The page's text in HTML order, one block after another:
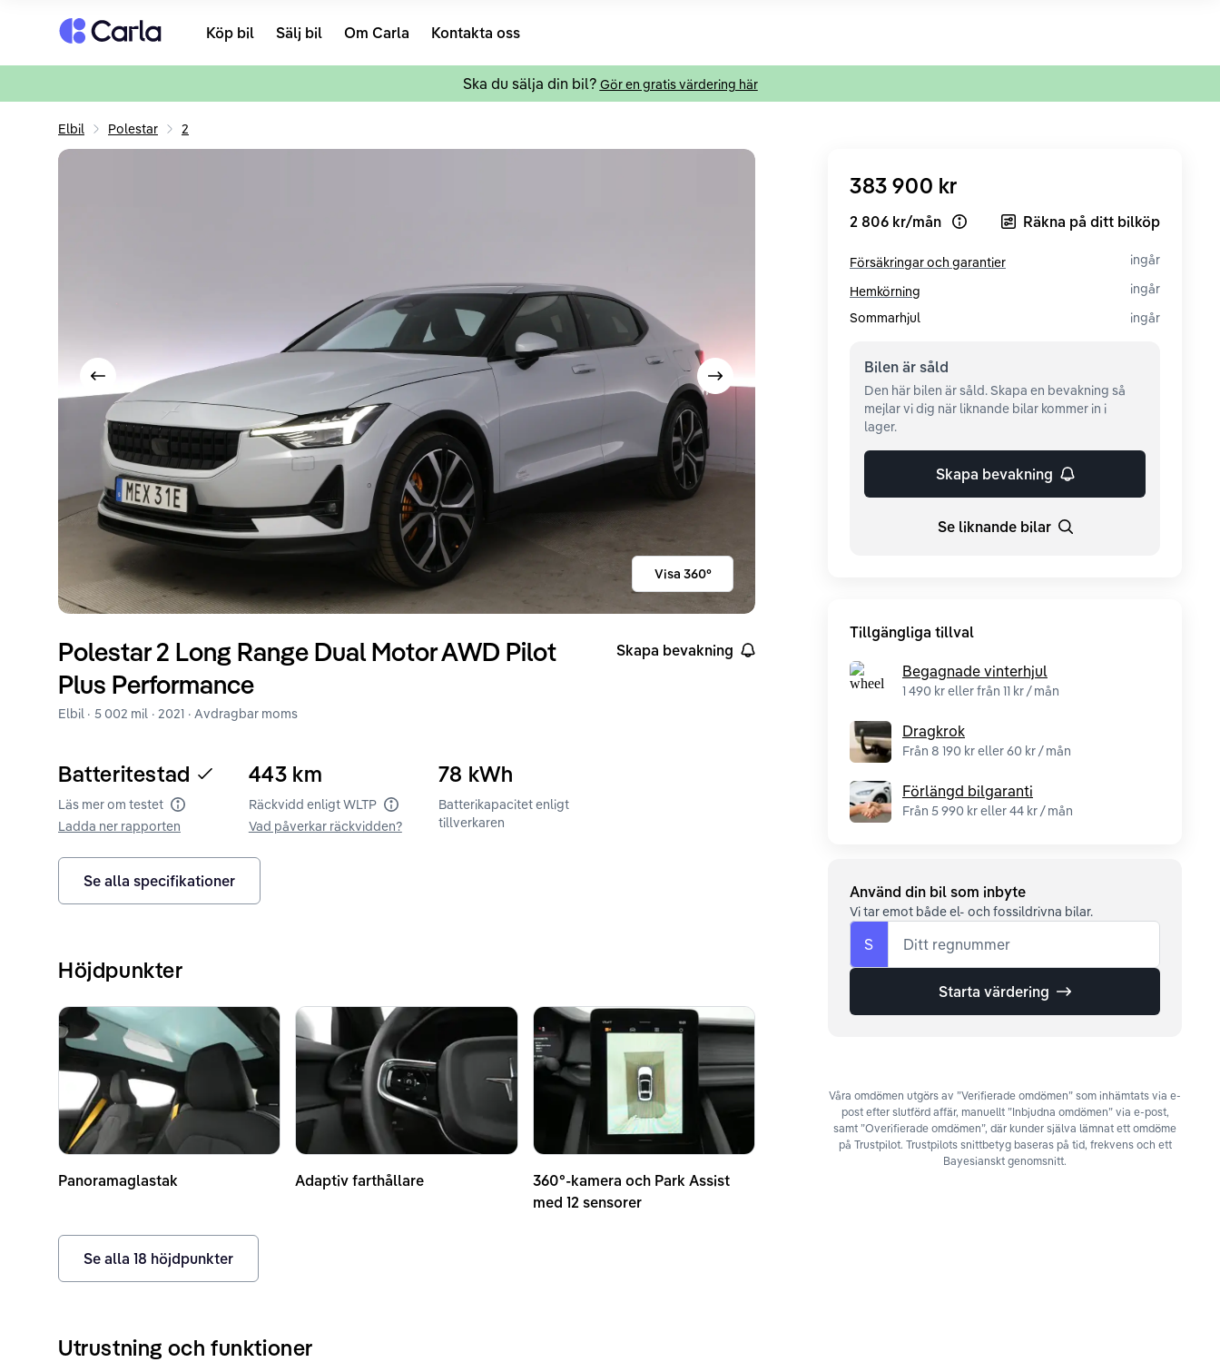
Tillbaka till startsidan Köp bil Sälj bil Om Carla Kontakta oss
Ska du sälja din bil? Gör en gratis värdering här
Elbil Polestar 2
Visa föregående bild Visa nästa bild
Visa 360°
Polestar2 Long Range Dual Motor AWD Pilot
Plus Performance
Skapa bevakning
Elbil · 5 002 mil · 2021 · Avdragbar moms
Batteritestad
Läs mer om testet Batteritest
Ladda ner rapporten
443 km
Räckvidd enligt WLTP Räckvidd enligt WLTP
Vad påverkar räckvidden?
78 kWh
Batterikapacitet enligt
tillverkaren
Se alla specifikationer
Höjdpunkter
Panoramaglastak Adaptiv farthållare
360°-kamera och Park Assist
med 12 sensorer
Se alla 18 höjdpunkter
Utrustning och funktioner
383 900 kr
2 806 kr/mån Open loan exampleRäkna på ditt bilköp
Försäkringar och garantier
ingår
Hemkörning
ingår
Sommarhjul
ingår
Bilen är såld
Den här bilen är såld. Skapa en bevakning så
mejlar vi dig när liknande bilar kommer in i
lager.
Skapa bevakning
Se liknande bilar
Tillgängliga tillval
Begagnade vinterhjul
1 490 kr eller från 11 kr / mån
Dragkrok
Från 8 190 kr eller 60 kr / mån
Förlängd bilgaranti
Från 5 990 kr eller 44 kr / mån
Använd din bil som inbyte
Vi tar emot både el- och fossildrivna bilar.
S Ditt regnummer
Starta värdering
Våra omdömen utgörs av ”Verifierade omdömen” som inhämtats via e-
post efter slutförd affär, manuellt ”Inbjudna omdömen” via e-post,
samt ”Overifierade omdömen”, där kunder själva lämnat ett omdöme
på Trustpilot. Trustpilots snittbetyg baseras på tid, frekvens och ett
Bayesianskt genomsnitt.